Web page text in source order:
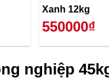
Xanh 12kg
550000₫
nghiệp